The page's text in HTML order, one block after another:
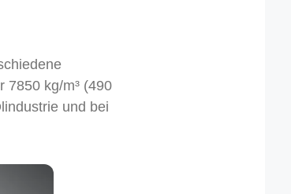
7850 kg/m³ (490
und bei